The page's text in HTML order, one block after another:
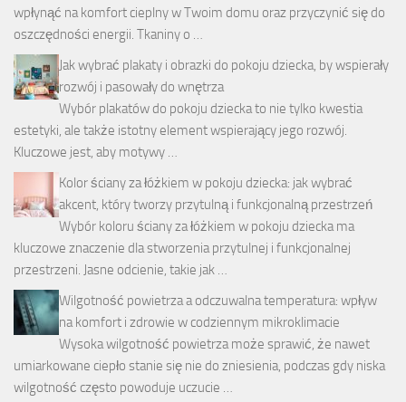
wpłynąć na komfort cieplny w Twoim domu oraz przyczynić się do
oszczędności energii. Tkaniny o …
Jak wybrać plakaty i obrazki do pokoju dziecka, by wspierały
rozwój i pasowały do wnętrza
Wybór plakatów do pokoju dziecka to nie tylko kwestia
estetyki, ale także istotny element wspierający jego rozwój.
Kluczowe jest, aby motywy …
Kolor ściany za łóżkiem w pokoju dziecka: jak wybrać
akcent, który tworzy przytulną i funkcjonalną przestrzeń
Wybór koloru ściany za łóżkiem w pokoju dziecka ma
kluczowe znaczenie dla stworzenia przytulnej i funkcjonalnej
przestrzeni. Jasne odcienie, takie jak …
Wilgotność powietrza a odczuwalna temperatura: wpływ
na komfort i zdrowie w codziennym mikroklimacie
Wysoka wilgotność powietrza może sprawić, że nawet
umiarkowane ciepło stanie się nie do zniesienia, podczas gdy niska
wilgotność często powoduje uczucie …